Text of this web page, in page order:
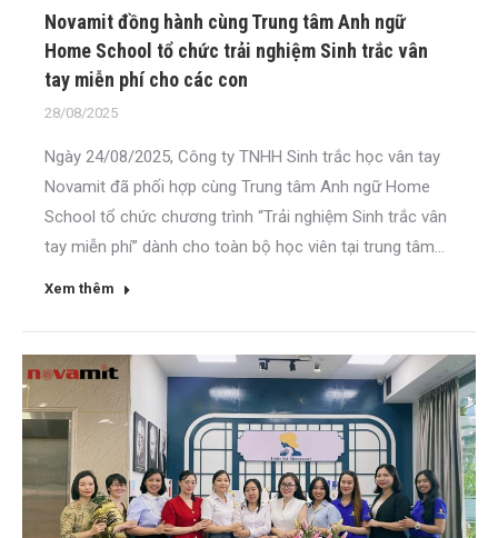
Novamit đồng hành cùng Trung tâm Anh ngữ
Home School tổ chức trải nghiệm Sinh trắc vân
tay miễn phí cho các con
28/08/2025
Ngày 24/08/2025, Công ty TNHH Sinh trắc học vân tay
Novamit đã phối hợp cùng Trung tâm Anh ngữ Home
School tổ chức chương trình “Trải nghiệm Sinh trắc vân
tay miễn phí” dành cho toàn bộ học viên tại trung tâm...
Xem thêm